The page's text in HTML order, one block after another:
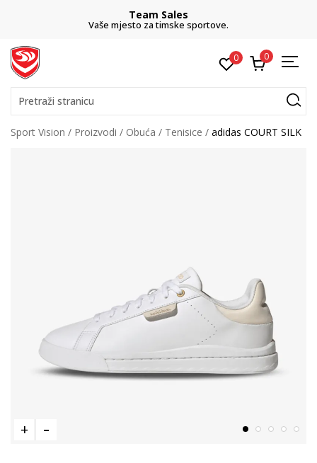
Team Sales
Vaše mjesto za timske sportove.
0 0
Pretraži stranicu
Sport Vision Proizvodi Obuća Tenisice adidas COURT SILK